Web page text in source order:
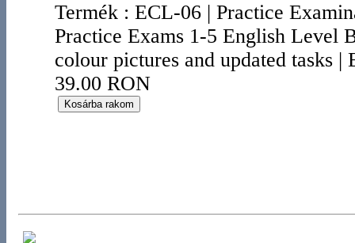
Termék : ECL-06 | Practice
Practice Exams 1-5 English Level
colour pictures and updated tasks |
39.00 RON